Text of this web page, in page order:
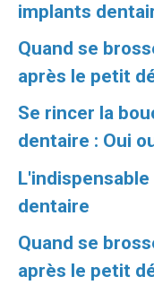
implants
Quand se
après le petit
Se rincer la
dentaire : Oui
dentaire
Quand se
après le petit